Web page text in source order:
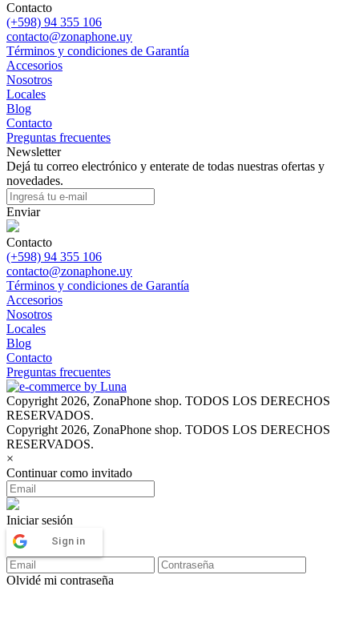
Contacto
(+598) 94 355 106
contacto@zonaphone.uy
Términos y condiciones de Garantía
Accesorios
Nosotros
Locales
Blog
Contacto
Preguntas frecuentes
Newsletter
Dejá tu correo electrónico y enterate de todas nuestras ofertas y
novedades.
Enviar
Contacto
(+598) 94 355 106
contacto@zonaphone.uy
Términos y condiciones de Garantía
Accesorios
Nosotros
Locales
Blog
Contacto
Preguntas frecuentes
Copyright 2026, ZonaPhone shop. TODOS LOS DERECHOS
RESERVADOS.
Copyright 2026, ZonaPhone shop. TODOS LOS DERECHOS
RESERVADOS.
×
Continuar como invitado
Iniciar sesión
Sign in
Olvidé mi contraseña